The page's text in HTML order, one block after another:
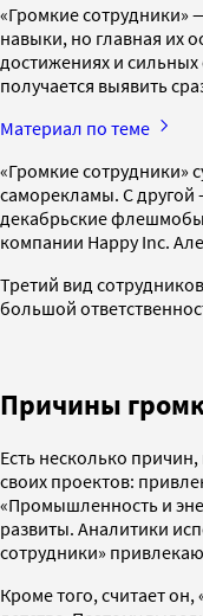
«Громкие сотрудники»
навыки, но главная их
достижениях и
получается выявить
Материал по теме
«Громкие сотрудники»
саморекламы. С другой
декабрьские флешмобы
компании Happy Inc.
Третий вид
большой
Причины
Есть несколько
своих проектов:
«Промышленность и
развиты. Аналитики
сотрудники»
Кроме того, считает